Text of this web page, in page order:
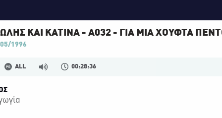
ΚΑΙ ΚΑΤΙΝΑ - Α032 - ΓΙΑ ΜΙΑ ΧΟΥΦΤΑ
1996
ALL 00:28:36